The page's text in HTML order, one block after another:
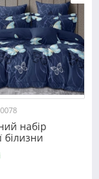
набір
білизни